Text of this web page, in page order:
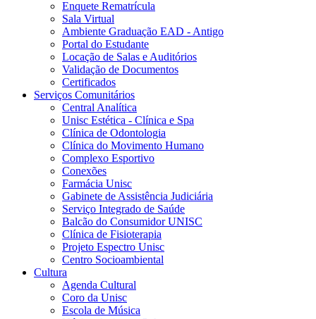
Enquete Rematrícula
Sala Virtual
Ambiente Graduação EAD - Antigo
Portal do Estudante
Locação de Salas e Auditórios
Validação de Documentos
Certificados
Serviços Comunitários
Central Analítica
Unisc Estética - Clínica e Spa
Clínica de Odontologia
Clínica do Movimento Humano
Complexo Esportivo
Conexões
Farmácia Unisc
Gabinete de Assistência Judiciária
Serviço Integrado de Saúde
Balcão do Consumidor UNISC
Clínica de Fisioterapia
Projeto Espectro Unisc
Centro Socioambiental
Cultura
Agenda Cultural
Coro da Unisc
Escola de Música